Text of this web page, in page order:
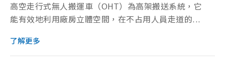
高空走行式無人搬運車（OHT）為高架搬送系統，它
能有效地利用廠房立體空間，在不占用人員走道的...
了解更多